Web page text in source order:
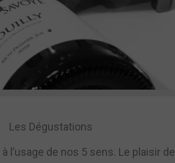
Les Dégustations
l’usage de nos 5 sens. Le plaisir de